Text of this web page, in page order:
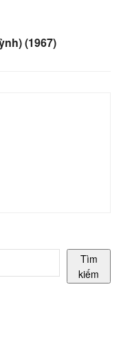
(1967)
Tìm
kiếm